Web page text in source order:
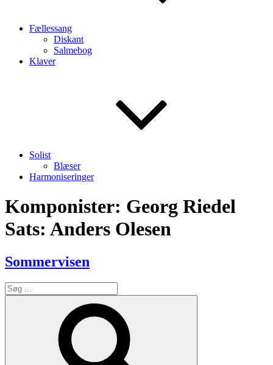
Fællessang
Diskant
Salmebog
Klaver
Solist
Blæser
Harmoniseringer
Komponister: Georg Riedel
Sats: Anders Olesen
Sommervisen
Søg
efter: